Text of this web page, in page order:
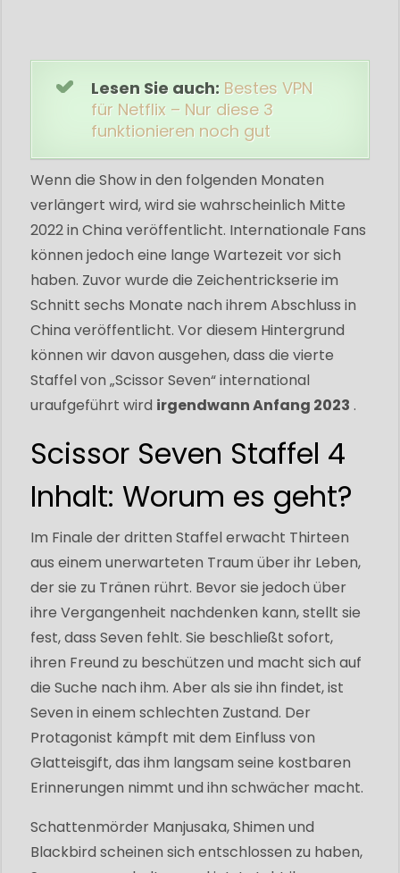
Lesen Sie auch: Bestes VPN
für Netflix – Nur diese 3
funktionieren noch gut
Wenn die Show in den folgenden Monaten
verlängert wird, wird sie wahrscheinlich Mitte
2022 in China veröffentlicht. Internationale Fans
können jedoch eine lange Wartezeit vor sich
haben. Zuvor wurde die Zeichentrickserie im
Schnitt sechs Monate nach ihrem Abschluss in
China veröffentlicht. Vor diesem Hintergrund
können wir davon ausgehen, dass die vierte
Staffel von „Scissor Seven“ international
uraufgeführt wird irgendwann Anfang 2023 .
Scissor Seven Staffel 4
Inhalt: Worum es geht?
Im Finale der dritten Staffel erwacht Thirteen
aus einem unerwarteten Traum über ihr Leben,
der sie zu Tränen rührt. Bevor sie jedoch über
ihre Vergangenheit nachdenken kann, stellt sie
fest, dass Seven fehlt. Sie beschließt sofort,
ihren Freund zu beschützen und macht sich auf
die Suche nach ihm. Aber als sie ihn findet, ist
Seven in einem schlechten Zustand. Der
Protagonist kämpft mit dem Einfluss von
Glatteisgift, das ihm langsam seine kostbaren
Erinnerungen nimmt und ihn schwächer macht.
Schattenmörder Manjusaka, Shimen und
Blackbird scheinen sich entschlossen zu haben,